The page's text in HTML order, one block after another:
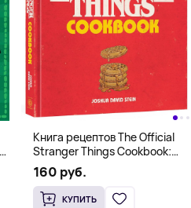
Книга рецептов The Official
Stranger Things Cookbook:
Recipes from Hawkins and
Beyond (На английском)
160 руб.
КУПИТЬ